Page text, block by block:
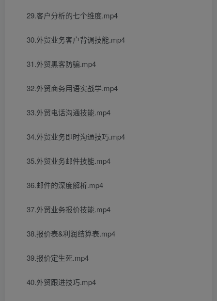
29.客户分析的七个维度.mp4
30.外贸业务客户背调技能.mp4
31.外贸黑客防骗.mp4
32.外贸商务用语实战学.mp4
33.外贸电话沟通技能.mp4
34.外贸业务即时沟通技巧.mp4
35.外贸业务邮件技能.mp4
36.邮件的深度解析.mp4
37.外贸业务报价技能.mp4
38.报价表&利润结算表.mp4
39.报价定生死.mp4
40.外贸跟进技巧.mp4